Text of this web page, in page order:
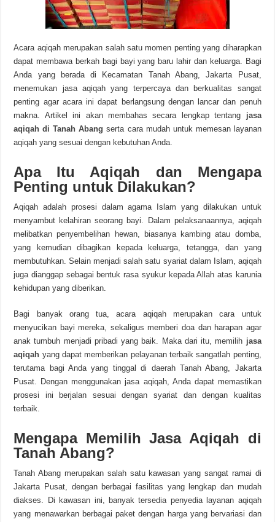
Acara aqiqah merupakan salah satu momen penting yang diharapkan
dapat membawa berkah bagi bayi yang baru lahir dan keluarga. Bagi
Anda yang berada di Kecamatan Tanah Abang, Jakarta Pusat,
menemukan jasa aqiqah yang terpercaya dan berkualitas sangat
penting agar acara ini dapat berlangsung dengan lancar dan penuh
makna. Artikel ini akan membahas secara lengkap tentang jasa
aqiqah di Tanah Abang serta cara mudah untuk memesan layanan
aqiqah yang sesuai dengan kebutuhan Anda.
Apa Itu Aqiqah dan Mengapa
Penting untuk Dilakukan?
Aqiqah adalah prosesi dalam agama Islam yang dilakukan untuk
menyambut kelahiran seorang bayi. Dalam pelaksanaannya, aqiqah
melibatkan penyembelihan hewan, biasanya kambing atau domba,
yang kemudian dibagikan kepada keluarga, tetangga, dan yang
membutuhkan. Selain menjadi salah satu syariat dalam Islam, aqiqah
juga dianggap sebagai bentuk rasa syukur kepada Allah atas karunia
kehidupan yang diberikan.
Bagi banyak orang tua, acara aqiqah merupakan cara untuk
menyucikan bayi mereka, sekaligus memberi doa dan harapan agar
anak tumbuh menjadi pribadi yang baik. Maka dari itu, memilih jasa
aqiqah yang dapat memberikan pelayanan terbaik sangatlah penting,
terutama bagi Anda yang tinggal di daerah Tanah Abang, Jakarta
Pusat. Dengan menggunakan jasa aqiqah, Anda dapat memastikan
prosesi ini berjalan sesuai dengan syariat dan dengan kualitas
terbaik.
Mengapa Memilih Jasa Aqiqah di
Tanah Abang?
Tanah Abang merupakan salah satu kawasan yang sangat ramai di
Jakarta Pusat, dengan berbagai fasilitas yang lengkap dan mudah
diakses. Di kawasan ini, banyak tersedia penyedia layanan aqiqah
yang menawarkan berbagai paket dengan harga yang bervariasi dan